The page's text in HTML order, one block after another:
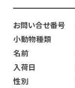
お問い合せ番号
小動物種類
名前
入荷日
性別